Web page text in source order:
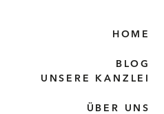
HOME
BLOG
UNSERE KANZLEI
ÜBER UNS